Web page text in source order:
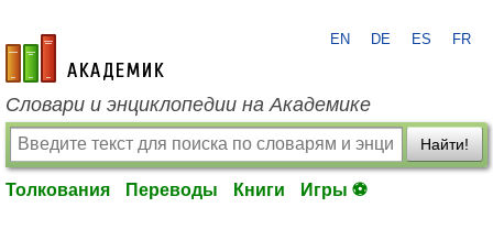
academic.ru
EN DE ES FR
Словари и энциклопедии на Академике
Найти!
Толкования Переводы Книги Игры ⚽